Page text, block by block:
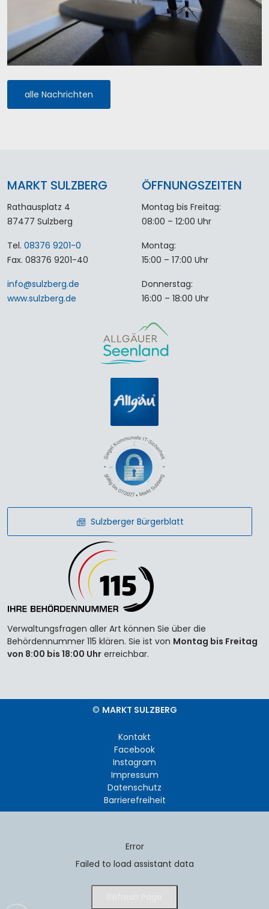
alle Nachrichten
MARKT SULZBERG
Rathausplatz 4
87477 Sulzberg
Tel. 08376 9201-0
Fax. 08376 9201-40
info@sulzberg.de
www.sulzberg.de
ÖFFNUNGSZEITEN
Montag bis Freitag:
08:00 – 12:00 Uhr
Montag:
15:00 – 17:00 Uhr
Donnerstag:
16:00 – 18:00 Uhr
Sulzberger Bürgerblatt
Verwaltungsfragen aller Art können Sie über die
Behördennummer 115 klären. Sie ist von Montag bis Freitag
von 8:00 bis 18:00 Uhr erreichbar.
© MARKT SULZBERG
Kontakt
Facebook
Instagram
Impressum
Datenschutz
Barrierefreiheit
Error
Failed to load assistant data